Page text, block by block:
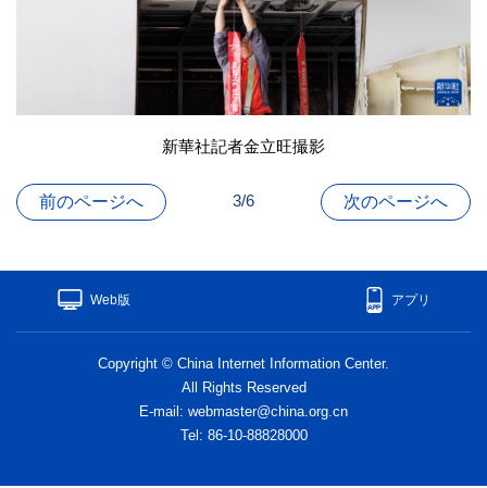
新華社記者金立旺撮影
前のページへ 3/6 次のページへ
Web版 アプリ
Copyright © China Internet Information Center.
All Rights Reserved
E-mail: webmaster@china.org.cn
Tel: 86-10-88828000